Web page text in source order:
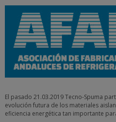
Deutsch
El pasado 21.03.2019 Tecno-Spuma
evolución futura de los materiales
eficiencia energética tan importante